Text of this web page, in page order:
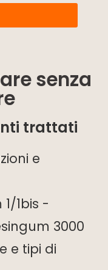
senza
trattati
e
1bis -
3000
e tipi di